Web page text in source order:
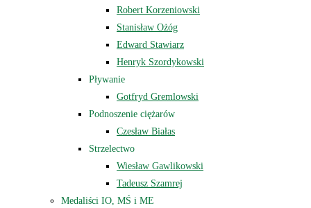
Robert Korzeniowski
Stanisław Ożóg
Edward Stawiarz
Henryk Szordykowski
Pływanie
Gotfryd Gremlowski
Podnoszenie ciężarów
Czesław Białas
Strzelectwo
Wiesław Gawlikowski
Tadeusz Szamrej
Medaliści IO, MŚ i ME